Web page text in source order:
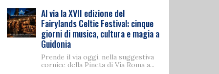
Al via la XVII edizione del
Fairylands Celtic Festival: cinque
giorni di musica, cultura e magia a
Guidonia
Prende il via oggi, nella suggestiva
cornice della Pineta di Via Roma a...